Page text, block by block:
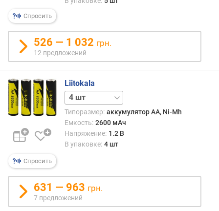
н
ы
й
т
о
к
р
а
з
р
я
а
(
)
ц
и
к
Спросить
526 — 1 032 грн.
12 предложений
Спросить
Liitokala
1 шт
Типоразмер: аккумулятор AA, Ni-Mh
Емкость: 2600 мАч
Напряжение: 1.2 В
В упаковке: 4 шт
631 — 963 грн.
7 предложений